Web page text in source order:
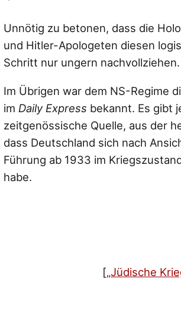
Unnötig zu betonen, dass die
und Hitler-Apologeten diesen
Schritt nur ungern nachvollziehen.
Im Übrigen war dem NS-Regime
im Daily Express bekannt. Es gibt
zeitgenössische Quelle, aus der
dass Deutschland sich nach
Führung ab 1933 im
habe.
[„Jüdische